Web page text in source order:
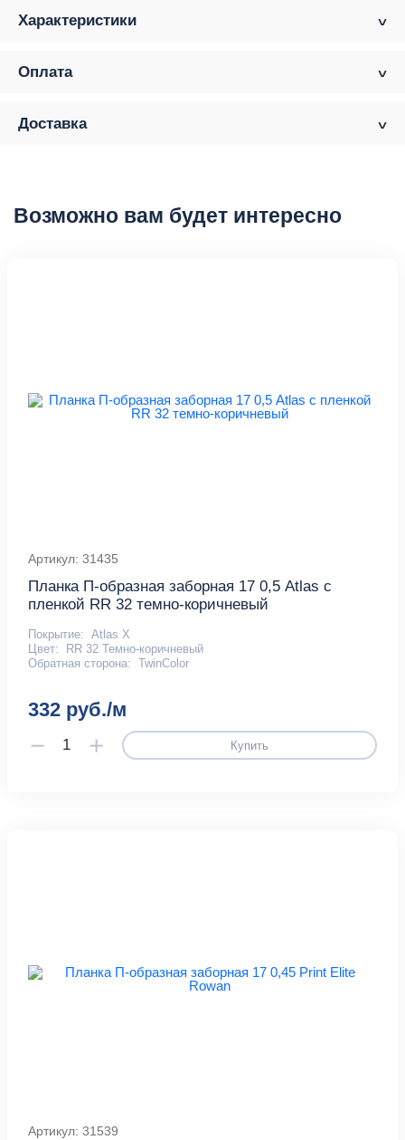
Характеристики
Оплата
Доставка
Возможно вам будет интересно
Артикул: 31435
Планка П-образная заборная 17 0,5 Atlas с
пленкой RR 32 темно-коричневый
Покрытие: Atlas X
Цвет:
RR 32 Темно-коричневый
Обратная сторона: TwinColor
332 руб./м
Купить
Артикул: 31539